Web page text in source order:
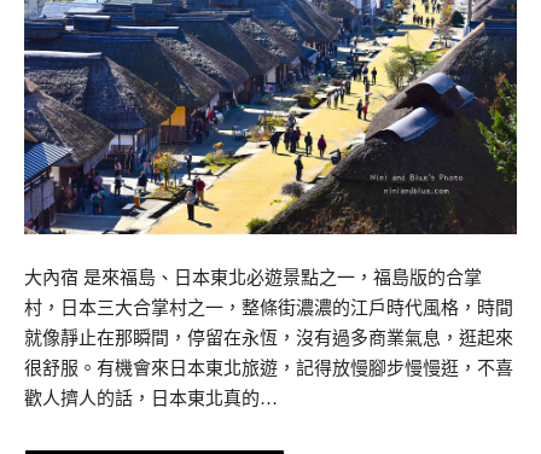
大內宿 是來福島、日本東北必遊景點之一，福島版的合掌
村，日本三大合掌村之一，整條街濃濃的江戶時代風格，時間
就像靜止在那瞬間，停留在永恆，沒有過多商業氣息，逛起來
很舒服。有機會來日本東北旅遊，記得放慢腳步慢慢逛，不喜
歡人擠人的話，日本東北真的…